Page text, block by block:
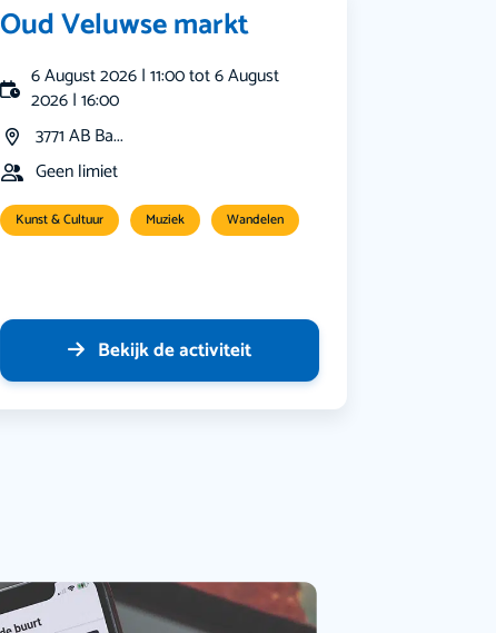
Oud Veluwse markt
6 August 2026 | 11:00 tot 6 August
2026 | 16:00
3771 AB Ba...
Geen limiet
Kunst & Cultuur Muziek Wandelen
Bekijk de activiteit